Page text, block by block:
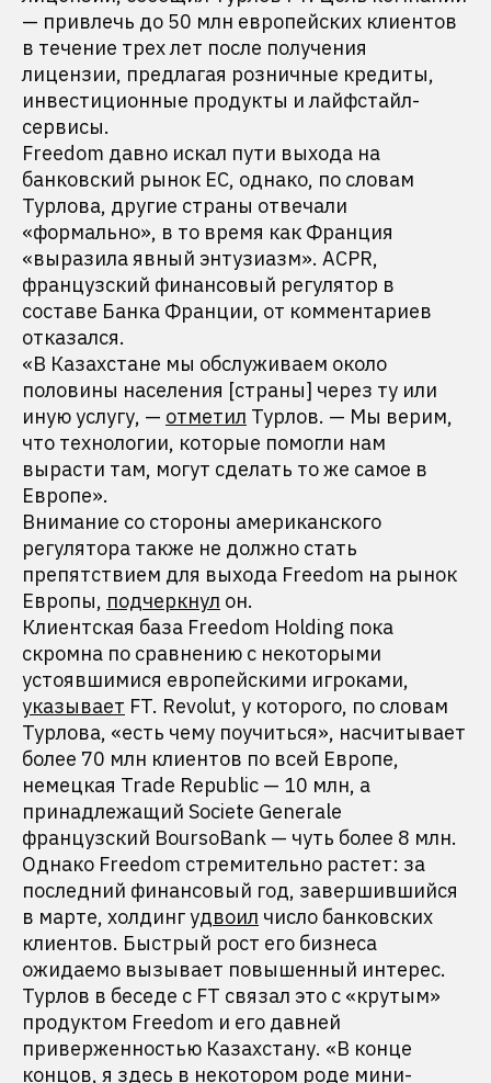
— привлечь до 50 млн европейских клиентов
в течение трех лет после получения
лицензии, предлагая розничные кредиты,
инвестиционные продукты и лайфстайл-
сервисы.
Freedom давно искал пути выхода на
банковский рынок ЕС, однако, по словам
Турлова, другие страны отвечали
«формально», в то время как Франция
«выразила явный энтузиазм». ACPR,
французский финансовый регулятор в
составе Банка Франции, от комментариев
отказался.
«В Казахстане мы обслуживаем около
половины населения [страны] через ту или
иную услугу, — отметил Турлов. — Мы верим,
что технологии, которые помогли нам
вырасти там, могут сделать то же самое в
Европе».
Внимание со стороны американского
регулятора также не должно стать
препятствием для выхода Freedom на рынок
Европы, подчеркнул он.
Клиентская база Freedom Holding пока
скромна по сравнению с некоторыми
устоявшимися европейскими игроками,
указывает FT. Revolut, у которого, по словам
Турлова, «есть чему поучиться», насчитывает
более 70 млн клиентов по всей Европе,
немецкая Trade Republic — 10 млн, а
принадлежащий Societe Generale
французский BoursoBank — чуть более 8 млн.
Однако Freedom стремительно растет: за
последний финансовый год, завершившийся
в марте, холдингудвоил число банковских
клиентов. Быстрый рост его бизнеса
ожидаемо вызывает повышенный интерес.
Турлов в беседе с FT связал это с «крутым»
продуктом Freedom и его давней
приверженностью Казахстану. «В конце
концов, я здесь в некотором роде мини-